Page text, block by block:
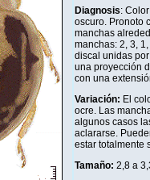
Diagnosis:
oscuro. Pronoto
manchas
manchas: 2, 3,
discal unidas
una proyección
con una
Variación: El
ocre. Las
algunos casos
aclararse.
estar totalmente
Tamaño: 2,8 a